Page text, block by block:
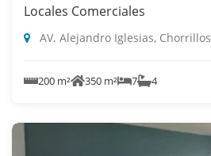
Locales Comerciales
AV. Alejandro Iglesias, Chorrillos
200 m² 350 m² 7 4